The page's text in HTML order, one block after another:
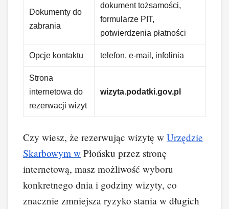
Dokumenty do
zabrania
dokument tożsamości,
formularze PIT,
potwierdzenia płatności
Opcje kontaktu telefon, e-mail, infolinia
Strona
internetowa do
rezerwacji wizyt
wizyta.podatki.gov.pl
Czy wiesz, że rezerwując wizytę w Urzędzie
Skarbowym w Płońsku przez stronę
internetową, masz możliwość wyboru
konkretnego dnia i godziny wizyty, co
znacznie zmniejsza ryzyko stania w długich